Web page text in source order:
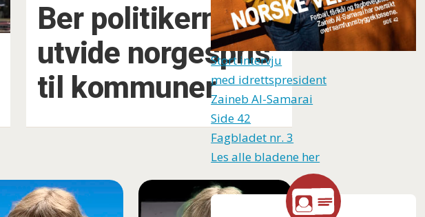
Stort intervju
med idrettspresident
Zaineb Al-Samarai
Side 42
Fagbladet nr. 3
Les alle bladene her
Ber politikerne
utvide norgespris
til kommuner